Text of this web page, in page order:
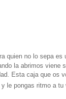
quien no lo sepa es
la abrimos viene
Esta caja que os
le pongas ritmo a tu